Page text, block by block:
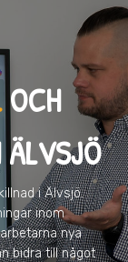
OCH
ÄLVSJÖ
i Älvsjö.
inom
nya
bidra till något